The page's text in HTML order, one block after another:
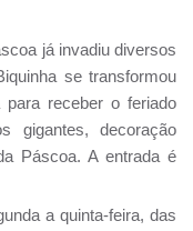
já invadiu diversos
se transformou
receber o feriado
gigantes, decoração
Páscoa. A entrada é
a quinta-feira, das